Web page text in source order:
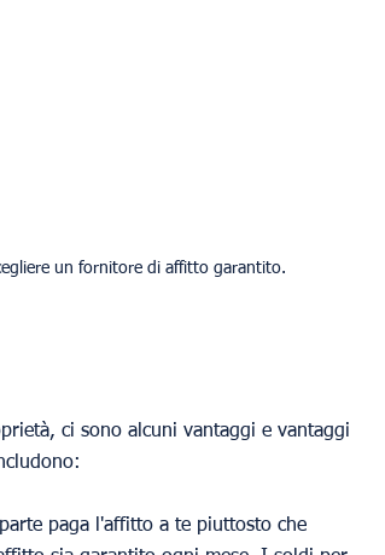
un fornitore di affitto garantito.
ci sono alcuni vantaggi e vantaggi
paga l'affitto a te piuttosto che